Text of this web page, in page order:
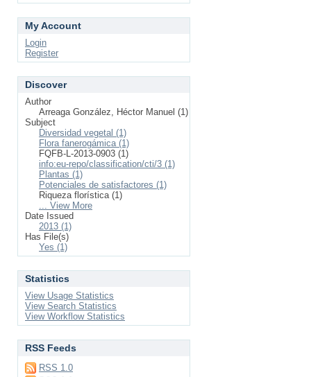
My Account
Login
Register
Discover
Author
Arreaga González, Héctor Manuel (1)
Subject
Diversidad vegetal (1)
Flora fanerogámica (1)
FQFB-L-2013-0903 (1)
info:eu-repo/classification/cti/3 (1)
Plantas (1)
Potenciales de satisfactores (1)
Riqueza florística (1)
... View More
Date Issued
2013 (1)
Has File(s)
Yes (1)
Statistics
View Usage Statistics
View Search Statistics
View Workflow Statistics
RSS Feeds
RSS 1.0